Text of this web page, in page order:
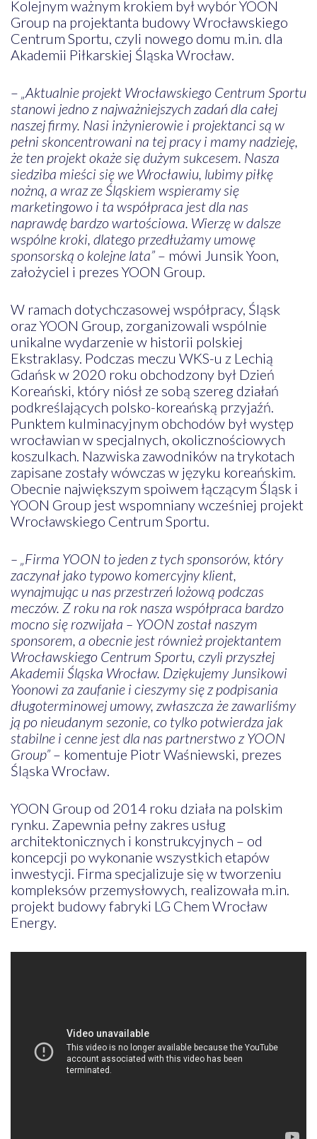
Kolejnym ważnym krokiem był wybór YOON
Group na projektanta budowy Wrocławskiego
Centrum Sportu, czyli nowego domu m.in. dla
Akademii Piłkarskiej Śląska Wrocław.
– „Aktualnie projekt Wrocławskiego Centrum Sportu
stanowi jedno z najważniejszych zadań dla całej
naszej firmy. Nasi inżynierowie i projektanci są w
pełni skoncentrowani na tej pracy i mamy nadzieję,
że ten projekt okaże się dużym sukcesem. Nasza
siedziba mieści się we Wrocławiu, lubimy piłkę
nożną, a wraz ze Śląskiem wspieramy się
marketingowo i ta współpraca jest dla nas
naprawdę bardzo wartościowa. Wierzę w dalsze
wspólne kroki, dlatego przedłużamy umowę
sponsorską o kolejne lata” – mówi Junsik Yoon,
założyciel i prezes YOON Group.
W ramach dotychczasowej współpracy, Śląsk
oraz YOON Group, zorganizowali wspólnie
unikalne wydarzenie w historii polskiej
Ekstraklasy. Podczas meczu WKS-u z Lechią
Gdańsk w 2020 roku obchodzony był Dzień
Koreański, który niósł ze sobą szereg działań
podkreślających polsko-koreańską przyjaźń.
Punktem kulminacyjnym obchodów był występ
wrocławian w specjalnych, okolicznościowych
koszulkach. Nazwiska zawodników na trykotach
zapisane zostały wówczas w języku koreańskim.
Obecnie największym spoiwem łączącym Śląsk i
YOON Group jest wspomniany wcześniej projekt
Wrocławskiego Centrum Sportu.
– „Firma YOON to jeden z tych sponsorów, który
zaczynał jako typowo komercyjny klient,
wynajmując u nas przestrzeń lożową podczas
meczów. Z roku na rok nasza współpraca bardzo
mocno się rozwijała – YOON został naszym
sponsorem, a obecnie jest również projektantem
Wrocławskiego Centrum Sportu, czyli przyszłej
Akademii Śląska Wrocław. Dziękujemy Junsikowi
Yoonowi za zaufanie i cieszymy się z podpisania
długoterminowej umowy, zwłaszcza że zawarliśmy
ją po nieudanym sezonie, co tylko potwierdza jak
stabilne i cenne jest dla nas partnerstwo z YOON
Group”– komentuje Piotr Waśniewski, prezes
Śląska Wrocław.
YOON Group od 2014 roku działa na polskim
rynku. Zapewnia pełny zakres usług
architektonicznych i konstrukcyjnych – od
koncepcji po wykonanie wszystkich etapów
inwestycji. Firma specjalizuje się w tworzeniu
kompleksów przemysłowych, realizowała m.in.
projekt budowy fabryki LG Chem Wrocław
Energy.